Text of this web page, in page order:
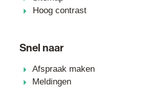
Hoog contrast
Snel naar
Afspraak maken
Meldingen